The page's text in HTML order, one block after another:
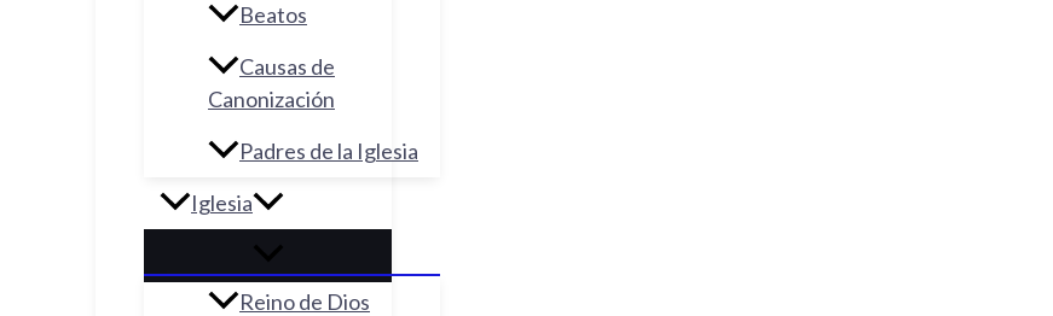
Beatos
Causas de
Canonización
Padres de la Iglesia
Iglesia
Reino de Dios